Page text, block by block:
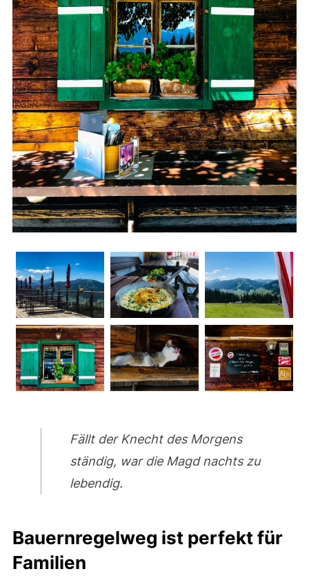
Fällt der Knecht des Morgens
ständig, war die Magd nachts zu
lebendig.
Bauernregelweg ist perfekt für
Familien